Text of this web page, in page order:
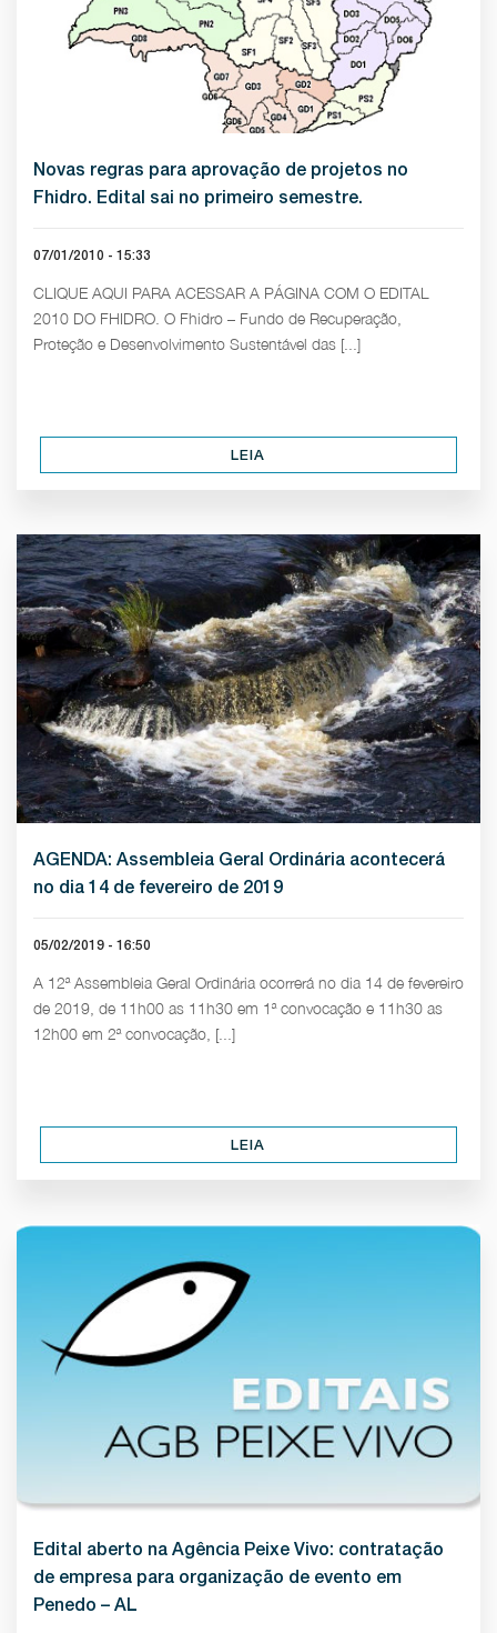
Novas regras para aprovação de projetos no
Fhidro. Edital sai no primeiro semestre.
07/01/2010 - 15:33
CLIQUE AQUI PARA ACESSAR A PÁGINA COM O EDITAL
2010 DO FHIDRO. O Fhidro – Fundo de Recuperação,
Proteção e Desenvolvimento Sustentável das [...]
LEIA
AGENDA: Assembleia Geral Ordinária acontecerá
no dia 14 de fevereiro de 2019
05/02/2019 - 16:50
A 12ª Assembleia Geral Ordinária ocorrerá no dia 14 de fevereiro
de 2019, de 11h00 as 11h30 em 1ª convocação e 11h30 as
12h00 em 2ª convocação, [...]
LEIA
Edital aberto na Agência Peixe Vivo: contratação
de empresa para organização de evento em
Penedo – AL